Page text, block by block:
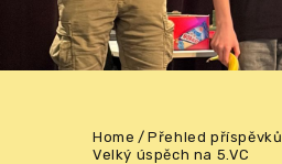
Home Přehled příspěvků
Velký úspěch na 5.VC